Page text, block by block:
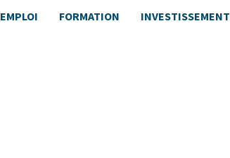
EMPLOI FORMATION INVESTISSEMENT